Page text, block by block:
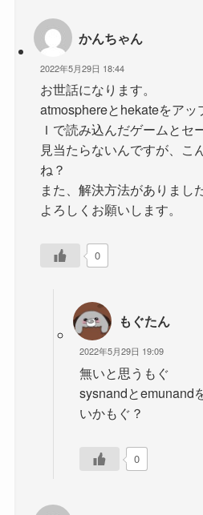
かんちゃん
2022年5月29日 18:44
お世話になります。
atmosphereとhekateをアッ
Ｉで読み込んだゲームとセ
見当たらないんですが、こ
ね？
また、解決方法がありまし
よろしくお願いします。
0
もぐたん
2022年5月29日 19:09
無いと思うもぐ
sysnandとemunand
いかもぐ？
0